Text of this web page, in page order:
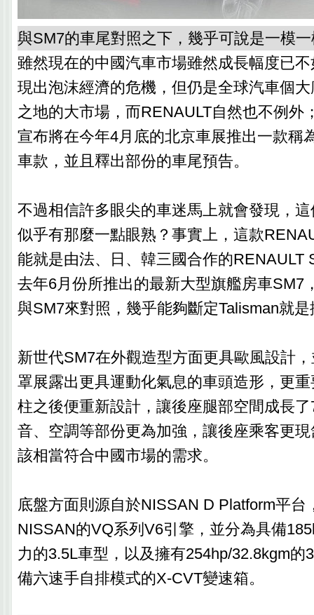
與SM7的車尾對照之下，幾乎可說是一模
雖然現在的中國汽車市場雖然成長幅度已
現出泡沫經濟的危機，但仍是全球汽車個
之地的大市場，而RENAULT自然也不例外
宣布將在今年4月底的北京車展推出一款稱
車款，並且釋出部份的車尾預告。
不過相信許多眼尖的車迷馬上就會發現，
似乎有那麼一點眼熟？事實上，這款
能就是由法、日、韓三國合作的RENAULT
去年6月份所推出的最新大型旗艦房車SM7
與SM7來對照，幾乎能夠斷定Talisman就
新世代SM7在外觀造型方面更具歐風設計
罩展露出更具運動化氣息的車頭造形，更
柱之後便重新設計，讓後座腿部空間成長
音、空調等部份更為加強，讓後座乘客更
該相當符合中國市場的需求。
底盤方面則源自於NISSAN D Platform平台
NISSAN的VQ系列V6引擎，並分為具備
力的3.5L車型，以及擁有254hp/32.8kgm的
備六速手自排模式的X-CVT變速箱。